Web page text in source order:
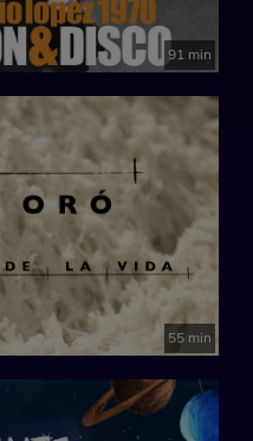
91 min
55 min